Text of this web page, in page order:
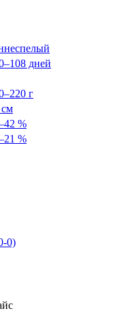
дней
г
см
%
%
0)